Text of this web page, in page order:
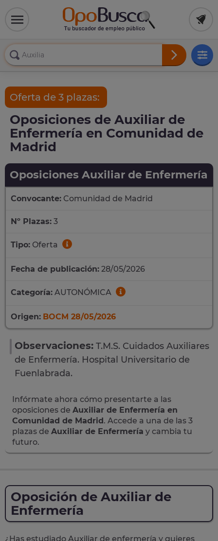
Oferta de 3 plazas:
Oposiciones de Auxiliar de
Enfermería en Comunidad de
Madrid
Oposiciones Auxiliar de Enfermería
Convocante: Comunidad de Madrid
Nº Plazas: 3
Tipo: Oferta
Fecha de publicación: 28/05/2026
Categoría: AUTONÓMICA
Origen: BOCM 28/05/2026
Observaciones: T.M.S. Cuidados Auxiliares
de Enfermería. Hospital Universitario de
Fuenlabrada.
Infórmate ahora cómo presentarte a las
oposiciones de Auxiliar de Enfermería en
Comunidad de Madrid. Accede a una de las 3
plazas de Auxiliar de Enfermería y cambia tu
futuro.
Oposición de Auxiliar de
Enfermería
¿Has estudiado Auxiliar de enfermería y quieres